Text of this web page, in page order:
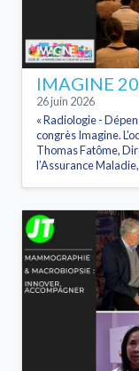
IMAGINE
26 juin 2026
« Radiologie -
congrès Imagine.
Thomas Fatôme,
l’Assurance